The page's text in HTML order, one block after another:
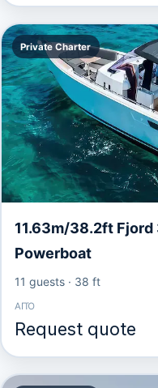
Private Charter
11.63m/38.2ft Fjord
Powerboat
11 guests· 38 ft
ΑΠΌ
Request quote